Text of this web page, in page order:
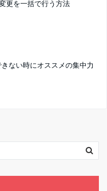
更を一括で行う方法
ない時にオススメの集中力